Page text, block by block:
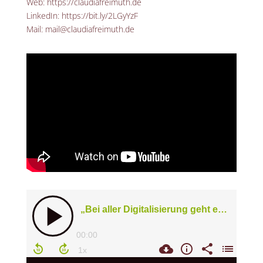
Web: https://claudiafreimuth.de
LinkedIn: https://bit.ly/2LGyYzF
Mail: mail@claudiafreimuth.de